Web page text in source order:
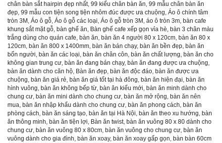
chân bàn sắt hairpin đẹp nhất, 99 kiểu chân bàn ăn, 99 mẫu chân bàn ăn
đẹp, 99 mẫu con tiện song tiện nhôm đúc được ưa chuộng, Áo ô chính tâm
tròn 3M , Áo ô gỗ, Áo ô gỗ các loại, Áo ô gỗ tròn 3M , áo ô tròn 3m, bàn cafe
khung sắt mặt gỗ, bàn ghế ăn, Bàn ghế cafe xếp gọn vỉa hè, bàn 3 chân màu
trắng dùng cho quán cafe, bàn ăn, bàn ăn 4 người 80 x 120cm, bàn ăn 80 x
120cm, bàn ăn 800 x 1400mm, bàn ăn bán chạy, bàn ăn bền đẹp, bàn ăn
bốn người, bàn ăn các loại, bàn ăn chân côn, bàn ăn chất lượng, bàn ăn cho
không gian trung cư, bàn ăn đang bán chạy, bàn ăn đang được ưa chuộng,
bàn ăn dành cho căn hộ, Bàn ăn đẹp, bàn ăn độc đáo, bàn ăn được ưa
chuộng, bàn ăn giá rẻ, bàn ăn giá tốt tại hà đông, bàn ăn hiện đại, bàn ăn
hình vuông, bàn ăn không bếp từ, bàn ăn kiểu mới, bàn ăn minh dành cho
chung cư, bàn ăn mini dành cho chung cư, bàn ăn mở rộng, bàn ăn nên
mua, bàn ăn nhập khẩu dành cho chung cư, bàn ăn phong cách, bàn ăn
phòng cách, bàn ăn sáng tạo, bàn ăn tại Hà Nội, bàn ăn theo xu hướng, bàn
ăn thông minh, bàn ăn tiện lợi, Bàn ăn twist, bàn ăn vuông 80 x 80 dành cho
chung cư, bàn ăn vuông 80 x 80cm, bàn ăn vuông cho chung cư, bàn ăn
vuông dành cho gia đình, bàn ăn xoay, bàn ăn xoay gấp gọn, bàn bàn 60cm